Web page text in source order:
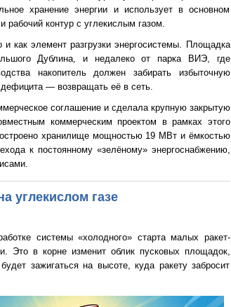
хранение энергии и использует в основном
контур с углекислым газом.
как элемент разгрузки энергосистемы. Площадка
Дублина, и недалеко от парка ВИЭ, где
накопитель должен забирать избыточную
дефицита — возвращать её в сеть.
соглашение и сделала крупную закрытую
коммерческим проектом в рамках этого
хранилище мощностью 19 МВт и ёмкостью
к постоянному «зелёному» энергоснабжению,
углекислом газе
системы «холодного» старта малых ракет-
Это в корне изменит облик пусковых площадок,
зажигаться на высоте, куда ракету забросит